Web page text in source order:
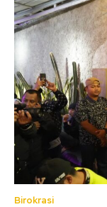
Birokrasi